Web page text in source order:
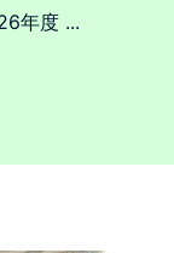
年度 ...